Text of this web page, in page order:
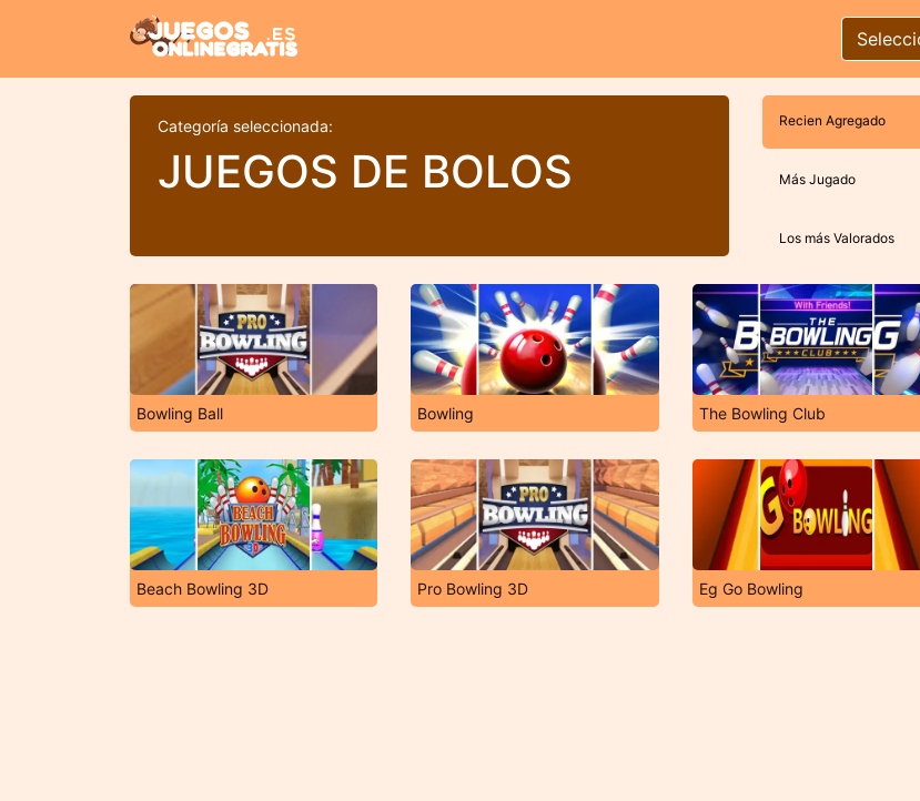
Categoría seleccionada:
JUEGOS DE BOLOS
Recien Agregado
Más Jugado
Los más Valorados
Bowling Ball Bowling The Bowling Club
Beach Bowling 3D Pro Bowling 3D Eg Go Bowling